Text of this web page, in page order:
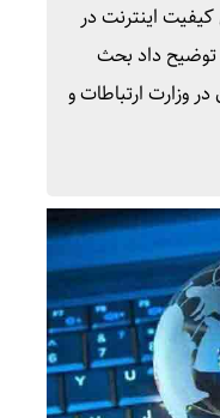
اینترنت در
توضیح داد بحث
وزارت ارتباطات و